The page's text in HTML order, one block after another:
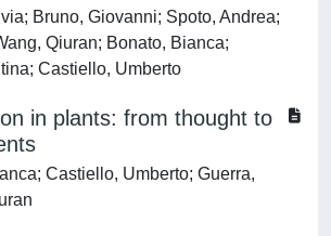
Bruno, Giovanni; Spoto, Andrea;
Qiuran; Bonato, Bianca;
Castiello, Umberto
in plants: from thought to
Castiello, Umberto; Guerra,